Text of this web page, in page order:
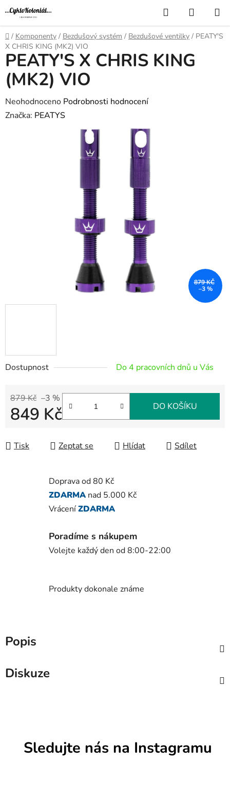
Přejít
na
obsah
Hledat
KOŠÍK
Domů
/ Komponenty / Bezdušový systém / Bezdušové ventilky / PEATY'S
X CHRIS KING (MK2) VIO
Dostupnost Do 4 pracovních dnů u Vás
879 Kč –3 %
849 Kč DO KOŠÍKU
Tisk Zeptat se Hlídat Sdílet
PEATY'S X CHRIS KING
(MK2) VIO
Průměrné
hodnocení
Neohodnoceno Podrobnosti hodnocení
Značka: PEATYS
879 KČ
–3 %
Doprava od 80 Kč
ZDARMA nad 5.000 Kč
VráceníZDARMA
Poradíme s nákupem
Volejte každý den od 8:00-22:00
Produkty dokonale známe
Popis
Diskuze
Sledujte nás na Instagramu